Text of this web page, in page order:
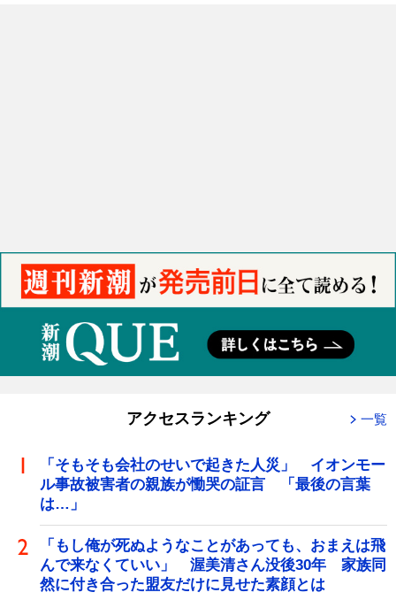
アクセスランキング 一覧
「そもそも会社のせいで起きた人災」 イオンモー
ル事故被害者の親族が慟哭の証言 「最後の言葉
は…」
「もし俺が死ぬようなことがあっても、おまえは飛
んで来なくていい」 渥美清さん没後30年 家族同
然に付き合った盟友だけに見せた素顔とは